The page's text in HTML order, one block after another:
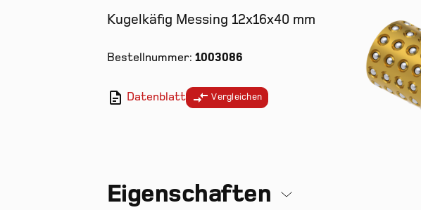
Kugelkäfig Messing 12x16x40 mm
Bestellnummer: 1003086
Datenblatt Vergleichen
Eigenschaften